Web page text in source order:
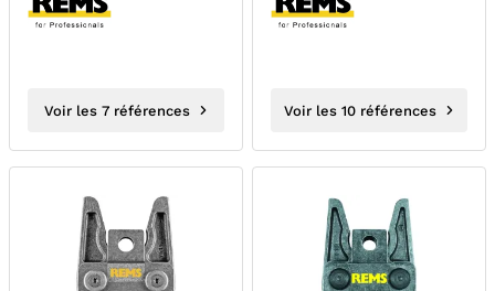
Voir les 7 références Voir les 10 références